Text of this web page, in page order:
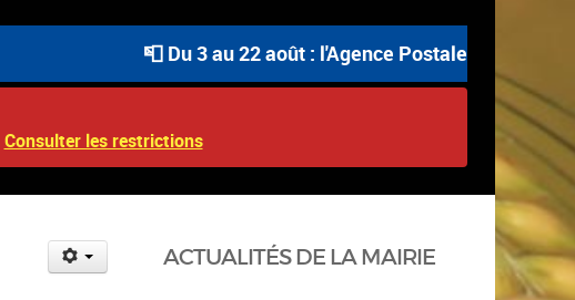
📮 Du 3 au 22 août : l'Agence Postale
Consulter les restrictions
ACTUALITÉS DE LA MAIRIE